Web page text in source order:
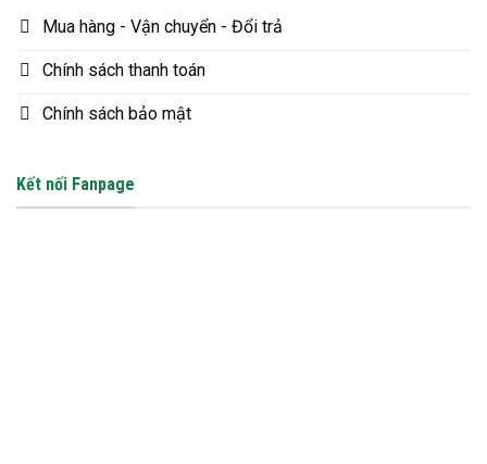
Mua hàng - Vận chuyển - Đổi trả
Chính sách thanh toán
Chính sách bảo mật
Kết nối Fanpage